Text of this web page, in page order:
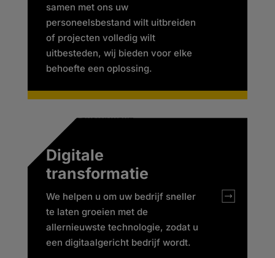
samen met ons uw
personeelsbestand wilt uitbreiden
of projecten volledig wilt
uitbesteden, wij bieden voor elke
behoefte een oplossing.
Digitale
transformatie
We helpen u om uw bedrijf sneller
te laten groeien met de
allernieuwste technologie, zodat u
een digitaalgericht bedrijf wordt.